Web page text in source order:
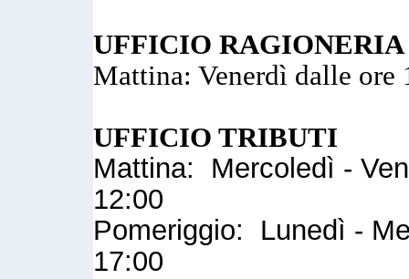
UFFICIO RAGIONERIA
Mattina: Venerdì dalle ore
UFFICIO TRIBUTI
Mattina: Mercoledì -
12:00
Pomeriggio: Lunedì -
17:00